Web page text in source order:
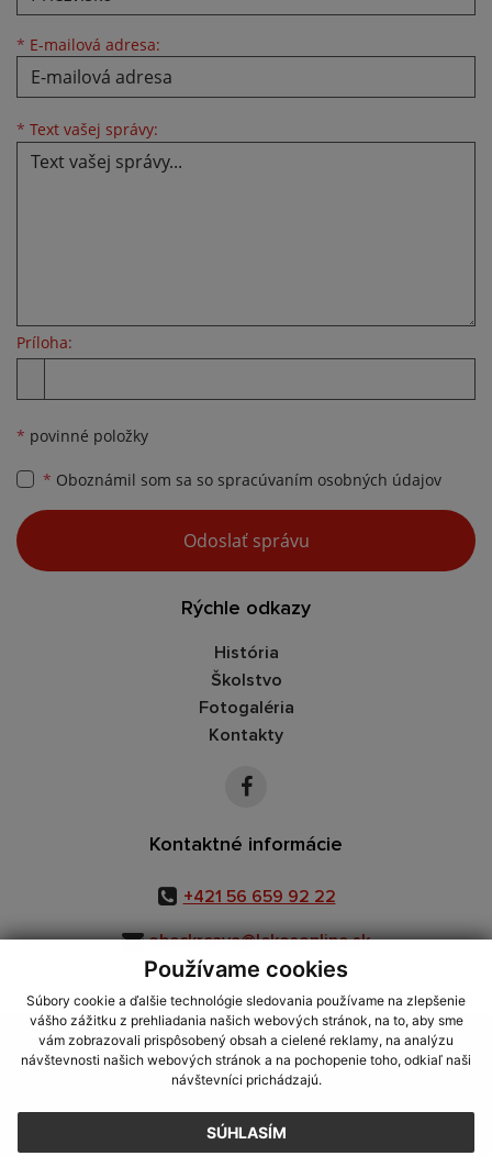
Používame cookies
Súbory cookie a ďalšie technológie sledovania používame na zlepšenie
vášho zážitku z prehliadania našich webových stránok, na to, aby sme
vám zobrazovali prispôsobený obsah a cielené reklamy, na analýzu
návštevnosti našich webových stránok a na pochopenie toho, odkiaľ naši
návštevníci prichádzajú.
SÚHLASÍM
* E-mailová adresa:
* Text vašej správy:
Príloha:
* povinné položky
* Oboznámil som sa so spracúvaním osobných údajov
Google reCaptcha Response
Odoslať správu
Rýchle odkazy
História
Školstvo
Fotogaléria
Kontakty
Kontaktné informácie
+421 56 659 92 22
obeckrcava@lekosonline.sk
využite možnosť získavania aktuálnych informácií s využitím RSS
CMS systém (redakčný) systém ECHELON 2,Mapa stránok,web portál
webex.digital, s.r.o.,domény,registrácia domény
Posledná aktualizácia:03.08.2026